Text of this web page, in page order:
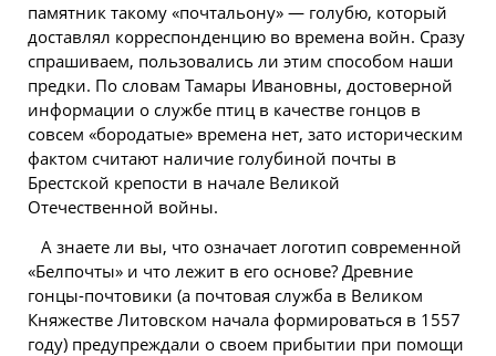
памятник такому «почтальону» — голубю, который
доставлял корреспонденцию во времена войн. Сразу
спрашиваем, пользовались ли этим способом наши
предки. По словам Тамары Ивановны, достоверной
информации о службе птиц в качестве гонцов в
совсем «бородатые» времена нет, зато историческим
фактом считают наличие голубиной почты в
Брестской крепости в начале Великой
Отечественной войны.
А знаете ли вы, что означает логотип современной
«Белпочты» и что лежит в его основе? Древние
гонцы-почтовики (а почтовая служба в Великом
Княжестве Литовском начала формироваться в 1557
году) предупреждали о своем прибытии при помощи